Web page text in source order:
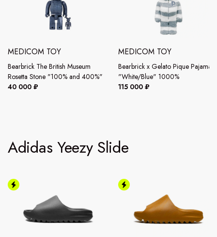
MEDICOM TOY
Bearbrick The British Museum
Rosetta Stone "100% and 400%"
40 000 ₽
MEDICOM TOY
Bearbrick x Gelato Pique Pajamas
"White/Blue" 1000%
115 000 ₽
Adidas Yeezy Slide